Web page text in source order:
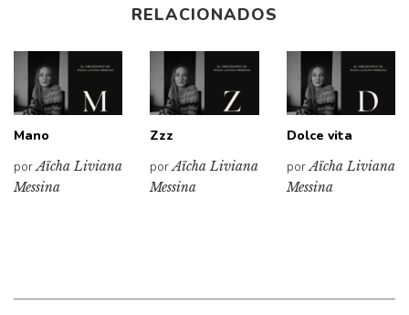
RELACIONADOS
Mano
porAïcha Liviana
Messina
Zzz
porAïcha Liviana
Messina
Dolce vita
porAïcha Liviana
Messina